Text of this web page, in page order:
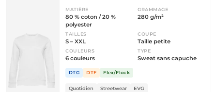
MATIÈRE
80 % coton / 20 %
polyester
GRAMMAGE
280 g/m²
TAILLES
S – XXL
COUPE
Taille petite
COULEURS
6 couleurs
TYPE
Sweat sans capuche
DTG DTF Flex/Flock
Quotidien Streetwear EVG